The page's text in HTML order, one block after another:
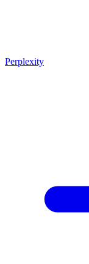
Perplexity